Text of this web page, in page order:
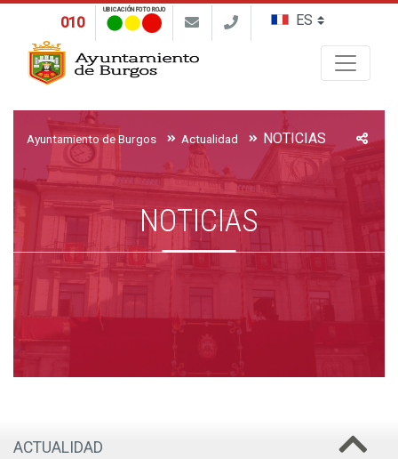
010
UBICACIÓN FOTO ROJO
Ayuntamiento de Burgos Actualidad NOTICIAS
NOTICIAS
ACTUALIDAD